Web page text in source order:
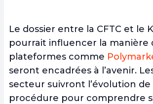
Le dossier entre la CFTC et le
pourrait influencer la manière
plateformes comme
seront encadrées à l’avenir.
secteur suivront l’évolution
procédure pour comprendre